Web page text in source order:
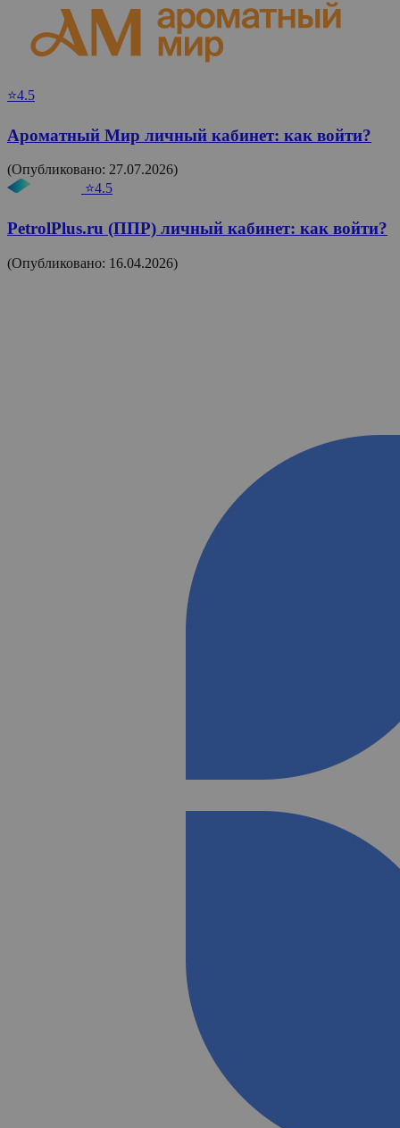
⭐4.5
Ароматный Мир личный кабинет: как войти?
(Опубликовано: 27.07.2026)
⭐4.5
PetrolPlus.ru (ППР) личный кабинет: как войти?
(Опубликовано: 16.04.2026)